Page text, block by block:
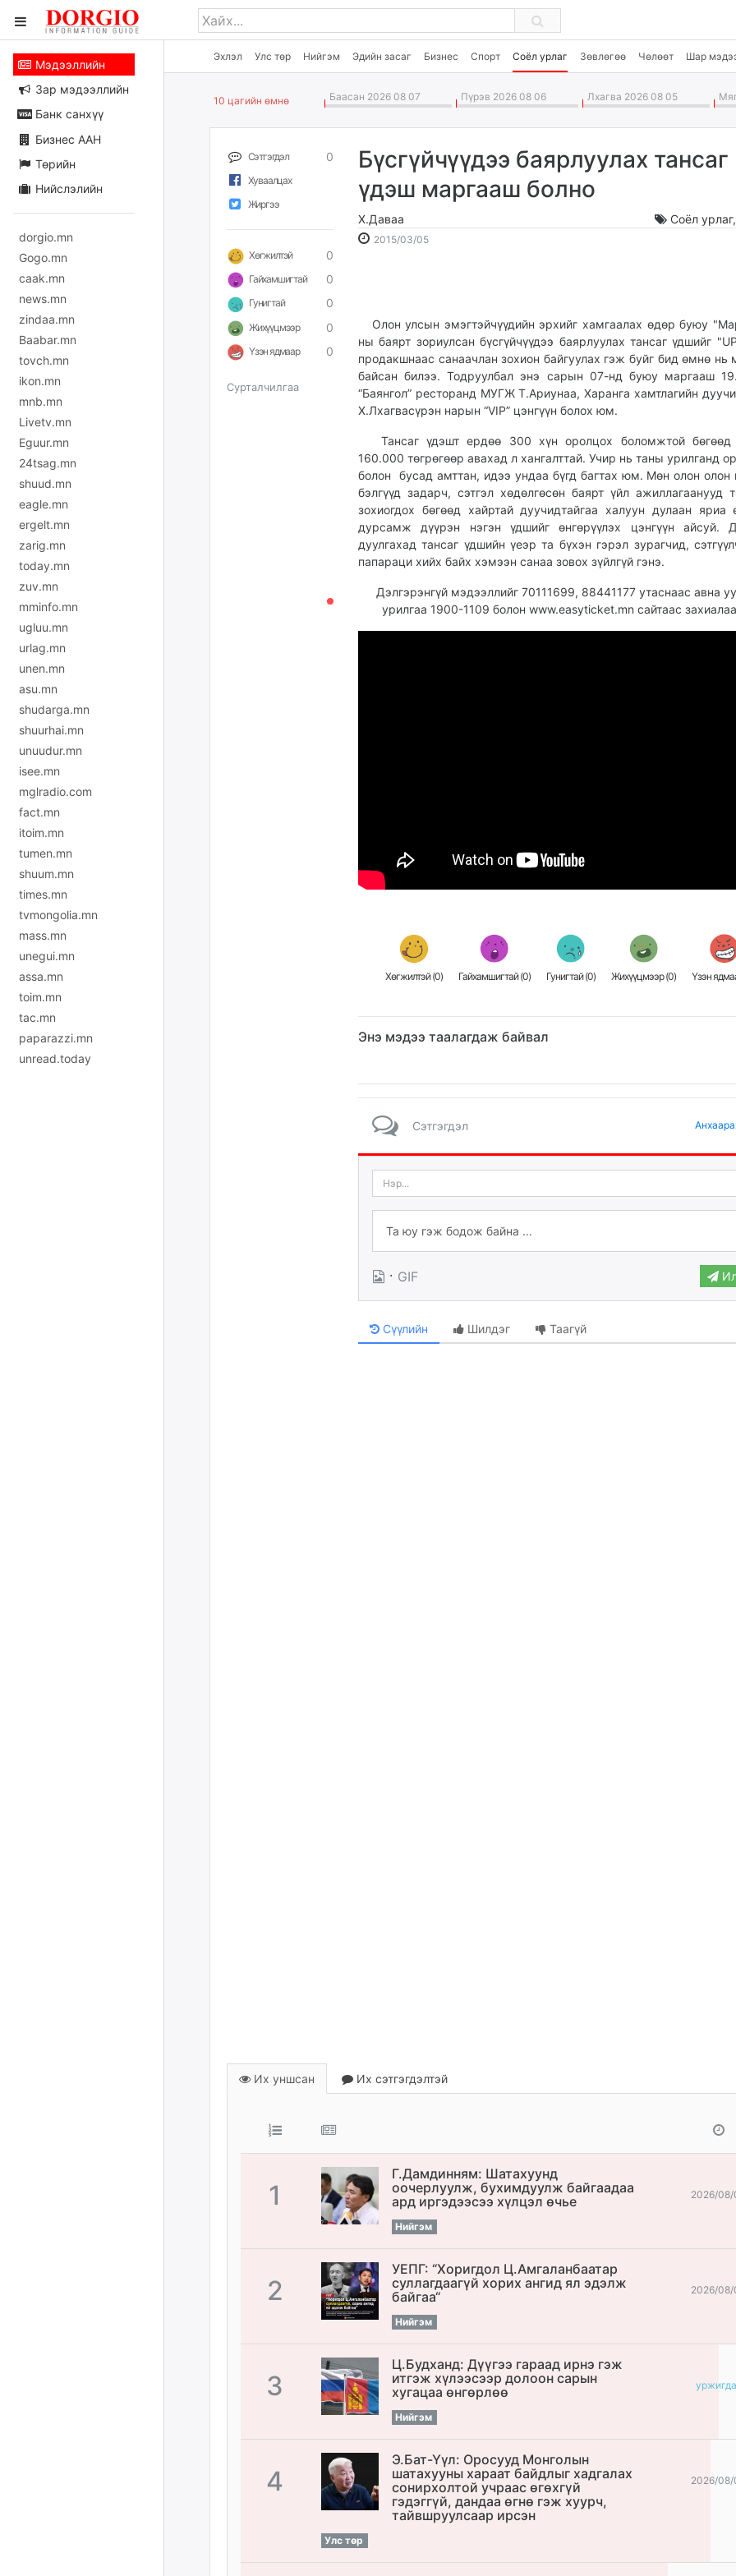
Эхлэл Улс төр Нийгэм Эдийн засаг Бизнес Спорт Соёл урлаг Зөвлөгөө Чөлөөт Шар
Мэдээллийн
Зар мэдээллийн
Банк санхүү
Бизнес ААН
Төрийн
Нийслэлийн
dorgio.mn
Gogo.mn
caak.mn
news.mn
zindaa.mn
Baabar.mn
tovch.mn
ikon.mn
mnb.mn
Livetv.mn
Eguur.mn
24tsag.mn
shuud.mn
eagle.mn
ergelt.mn
zarig.mn
today.mn
zuv.mn
mminfo.mn
ugluu.mn
urlag.mn
unen.mn
asu.mn
shudarga.mn
shuurhai.mn
unuudur.mn
isee.mn
mglradio.com
fact.mn
itoim.mn
tumen.mn
shuum.mn
times.mn
tvmongolia.mn
mass.mn
unegui.mn
assa.mn
toim.mn
tac.mn
paparazzi.mn
unread.today
10 цагийн өмнө Баасан 2026 08 07 Пүрэв 2026 08 06 Лхагва 2026 08 05
Сэтгэгдэл 0
Хуваалцах
Жиргээ
Хөгжилтэй 0
Гайхамшигтай 0
Гунигтай 0
Жихүүцмээр 0
Үзэн ядмаар 0
Сурталчилгаа
Бүсгүйчүүдээ баярлуулах тансаг
үдэш маргааш болно
Х.Даваа Соёл урлаг
2015/03/052015-
2026-
Олон улсын эмэгтэйчүүдийн эрхийг хамгаалах өдөр буюу
ны баярт зориулсан бүсгүйчүүдээ баярлуулах тансаг үдшийг
продакшнаас санаачлан зохион байгуулах гэж буйг бид өмнө нь
байсан билээ. Тодруулбал энэ сарын 07-нд буюу маргааш
“Баянгол” ресторанд МУГЖ Т.Ариунаа, Харанга хамтлагийн
Х.Лхагвасүрэн нарын “VIP” цэнгүүн болох юм.
Тансаг үдэшт ердөө 300 хүн оролцох боломжтой бөгөөд
160.000 төгрөгөөр авахад л хангалттай. Учир нь таны урилганд
болон бусад амттан, идээ ундаа бүгд багтах юм. Мөн олон олон
бэлгүүд задарч, сэтгэл хөдөлгөсөн баярт үйл ажиллагаанууд
зохиогдох бөгөөд хайртай дуучидтайгаа халуун дулаан яриа
дурсамж дүүрэн нэгэн үдшийг өнгөрүүлэх цэнгүүн айсуй.
дуулгахад тансаг үдшийн үеэр та бүхэн гэрэл зурагчид,
папараци хийх байх хэмээн санаа зовох зүйлгүй гэнэ.
Дэлгэрэнгүй мэдээллийг 70111699, 88441177 утаснаас авна
урилгаа 1900-1109 болон www.easyticket.mn сайтаас
Хөгжилтэй (0) Гайхамшигтай (0) Гунигтай (0) Жихүүцмээр (0) Үзэн
Энэ мэдээ таалагдаж байвал
Сэтгэгдэл
· GIF
Сүүлийн Шилдэг Таагүй
Их уншсан Их сэтгэгдэлтэй
1
Г.Дамдинням: Шатахуунд
оочерлуулж, бухимдуулж байгаадаа
ард иргэдээсээ хүлцэл өчье
Нийгэм
2026/08/
2
УЕПГ: “Хоригдол Ц.Амгаланбаатар
cуллагдаагүй хорих ангид ял эдэлж
байгаа“
Нийгэм
2026/08/
3
Ц.Будханд: Дүүгээ гараад ирнэ гэж
итгэж хүлээсээр долоон сарын
хугацаа өнгөрлөө
Нийгэм
4
Э.Бат-Үүл: Оросууд Монголын
шатахууны хараат байдлыг хадгалах
сонирхолтой учраас өгөхгүй
гэдэггүй, дандаа өгнө гэж хуурч,
тайвшруулсаар ирсэн
Улс төр
2026/08/